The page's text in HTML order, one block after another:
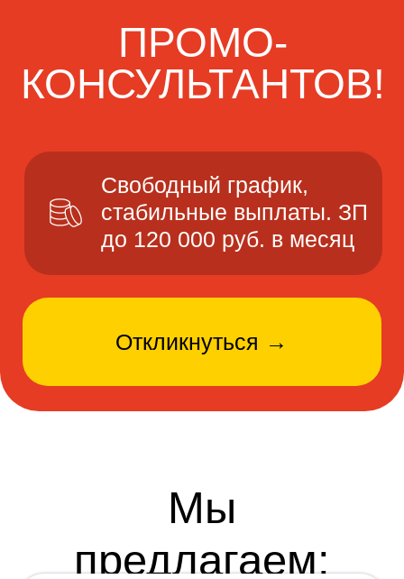
Откликнуться →
до 120 000 руб. в месяц
Мы
предлагаем: